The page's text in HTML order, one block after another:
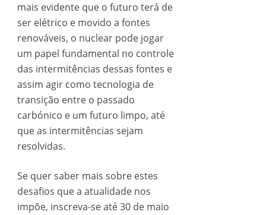
mais evidente que o futuro terá de
ser elétrico e movido a fontes
renováveis, o nuclear pode jogar
um papel fundamental no controle
das intermitências dessas fontes e
assim agir como tecnologia de
transição entre o passado
carbónico e um futuro limpo, até
que as intermitências sejam
resolvidas.
Se quer saber mais sobre estes
desafios que a atualidade nos
impõe, inscreva-se até 30 de maio